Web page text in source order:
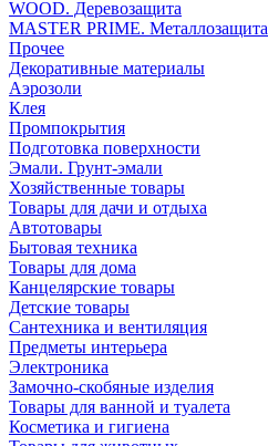
WOOD. Деревозащита
MASTER PRIME. Металлозащита
Прочее
Декоративные материалы
Аэрозоли
Клея
Промпокрытия
Подготовка поверхности
Эмали. Грунт-эмали
Хозяйственные товары
Товары для дачи и отдыха
Автотовары
Бытовая техника
Товары для дома
Канцелярские товары
Детские товары
Сантехника и вентиляция
Предметы интерьера
Электроника
Замочно-скобяные изделия
Товары для ванной и туалета
Косметика и гигиена